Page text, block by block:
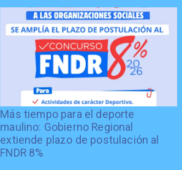
Más tiempo para el deporte
maulino: Gobierno Regional
extiende plazo de postulación al
FNDR 8%